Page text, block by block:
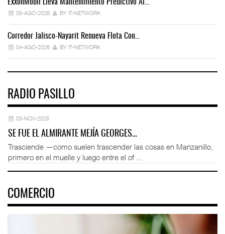
ExxonMobil Lleva Mantenimiento Predictivo Al…
05-AGO-2026 BY IT-NETWORK
Corredor Jalisco-Nayarit Renueva Flota Con…
04-AGO-2026 BY IT-NETWORK
RADIO PASILLO
03-NOV-2025
SE FUE EL ALMIRANTE MEJÍA GEORGES…
Trasciende —como suelen trascender las cosas en Manzanillo,
primero en el muelle y luego entre el of ...
COMERCIO